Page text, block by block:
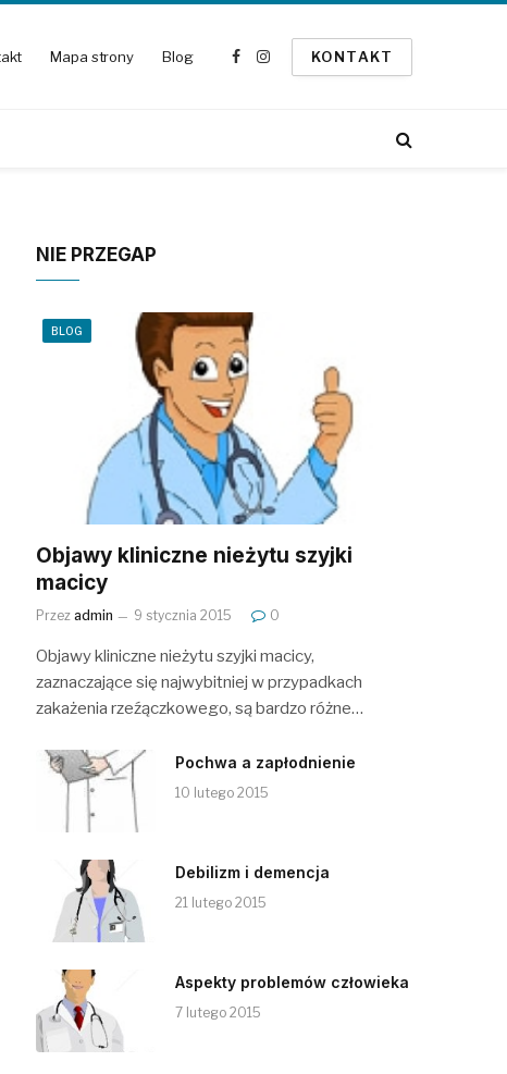
Mapa strony Blog
Facebook
Instagram
KONTAKT
NIE PRZEGAP
BLOG
Objawy kliniczne nieżytu szyjki
macicy
Przez admin 9 stycznia 2015 0
Objawy kliniczne nieżytu szyjki macicy,
zaznaczające się najwybitniej w przypadkach
zakażenia rzeźączkowego, są bardzo różne…
Pochwa a zapłodnienie
10 lutego 2015
Debilizm i demencja
21 lutego 2015
Aspekty problemów człowieka
7 lutego 2015